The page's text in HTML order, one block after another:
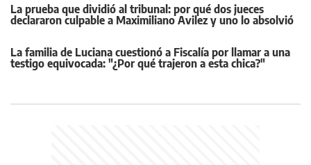
La prueba que dividió al tribunal: por qué dos jueces
declararon culpable a Maximiliano Avilez y uno lo absolvió
La familia de Luciana cuestionó a Fiscalía por llamar a una
testigo equivocada: "¿Por qué trajeron a esta chica?"